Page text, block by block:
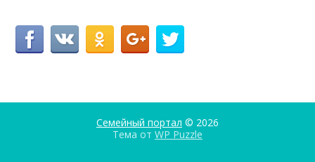
Семейный портал © 2026
Тема от WP Puzzle